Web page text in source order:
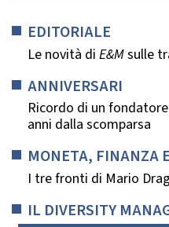
EDITORIALE
Le novità di E&Msulle
ANNIVERSARI
Ricordo di un
anni dalla scomparsa
MONETA, FINANZA
I tre fronti di Mario
IL DIVERSITY